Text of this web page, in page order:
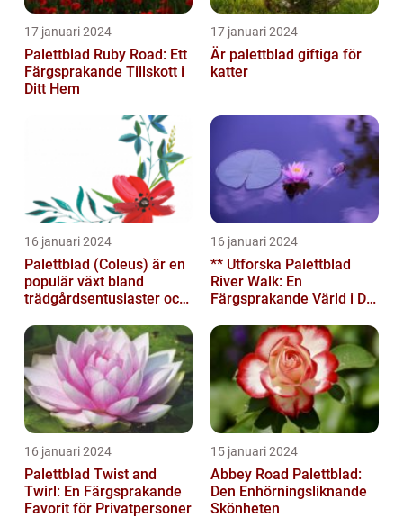
17 januari 2024
Palettblad Ruby Road: Ett
Färgsprakande Tillskott i
Ditt Hem
17 januari 2024
Är palettblad giftiga för
katter
16 januari 2024
Palettblad (Coleus) är en
populär växt bland
trädgårdsentusiaster och
16 januari 2024
** Utforska Palettblad
River Walk: En
Färgsprakande Värld i Din
16 januari 2024
Palettblad Twist and
Twirl: En Färgsprakande
Favorit för Privatpersoner
15 januari 2024
Abbey Road Palettblad:
Den Enhörningsliknande
Skönheten